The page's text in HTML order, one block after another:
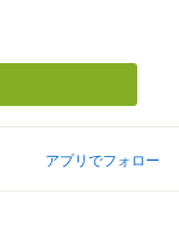
アプリでフォロー